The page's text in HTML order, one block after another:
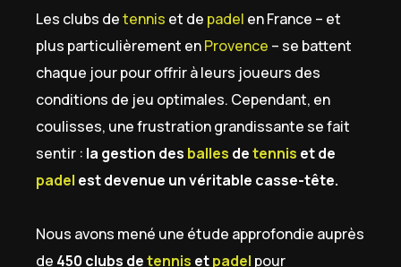
Les clubs detennis et de padel en France – et
plus particulièrement enProvence – se battent
chaque jour pour offrir à leurs joueurs des
conditions de jeu optimales. Cependant, en
coulisses, une frustration grandissante se fait
sentir : la gestion des balles detennis et de
padel est devenue un véritable casse-tête.
Nous avons mené une étude approfondie auprès
de 450 clubs detennis etpadel pour